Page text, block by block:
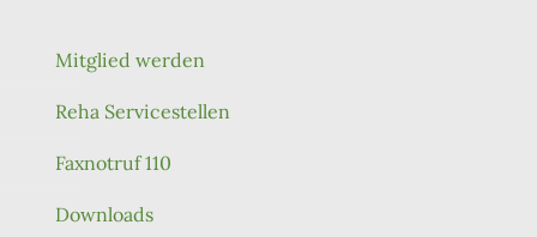
Mitglied werden
Reha Servicestellen
Faxnotruf 110
Downloads